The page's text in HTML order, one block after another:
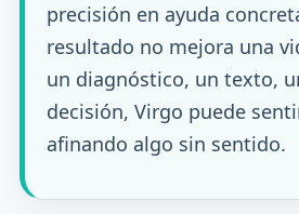
precisión en ayuda
resultado no mejora una
un diagnóstico, un texto,
decisión, Virgo puede
afinando algo sin sentido.